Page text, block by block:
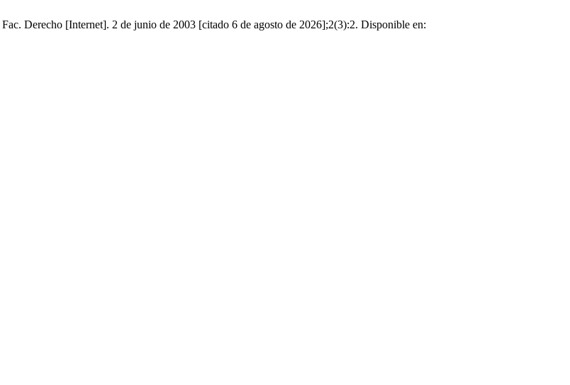
Derecho [Internet]. 2 de junio de 2003 [citado 6 de agosto de 2026];2(3):2. Disponible en: